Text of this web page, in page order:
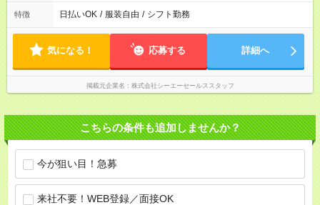
特徴 日払いOK / 服装自由 / シフト勤務
気になる！ 応募する 詳細へ
掲載元企業名 株式会社シーエーセールススタッフ
こちらの条件も追加しませんか？
今が狙い目！急募
来社不要！WEB登録／面接OK